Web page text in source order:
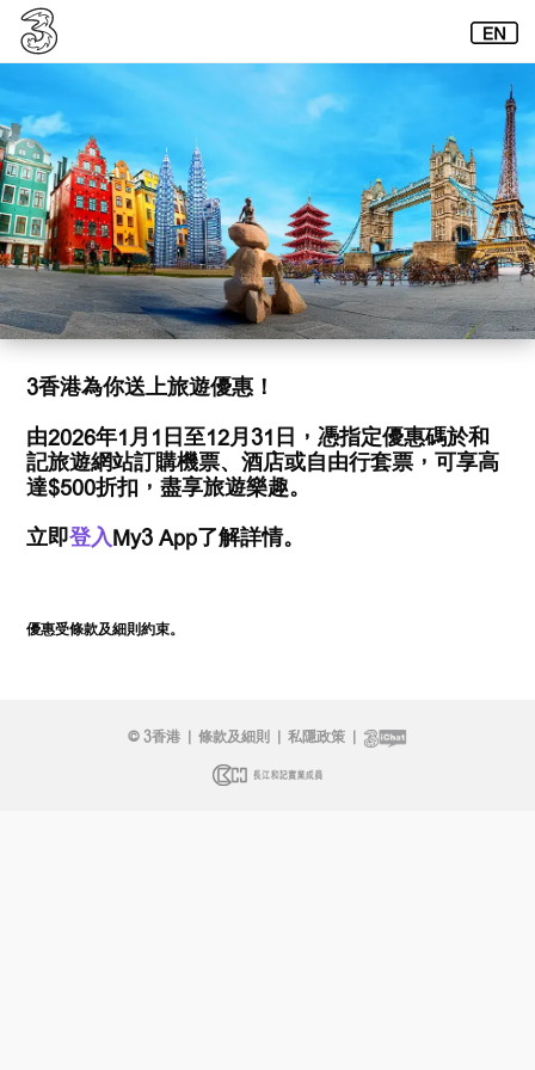
3香港為你送上旅遊優惠！
由2026年1月1日至12月31日，憑指定優惠碼於和
記旅遊網站訂購機票、酒店或自由行套票，可享高
達$500折扣，盡享旅遊樂趣。
立即登入My3 App了解詳情。
優惠受條款及細則約束。
© 3香港 條款及細則 私隱政策